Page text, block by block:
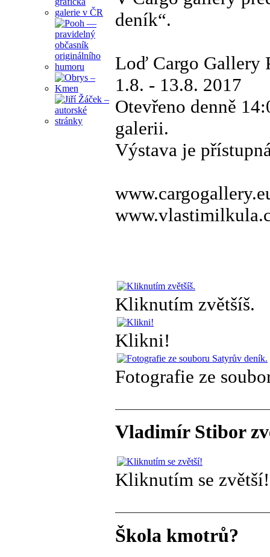
deník“.
Loď Cargo Gallery
1.8. - 13.8. 2017
Otevřeno denně
galerii.
Výstava je
Kliknutím zvětšíš.
Klikni!
Fotografie ze
Vladimír Stibor
Kliknutím se zvětší!
Škola kmotrů?